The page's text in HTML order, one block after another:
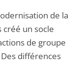
de la
créé un socle
de groupe
différences